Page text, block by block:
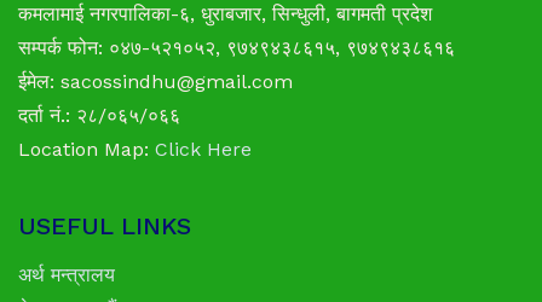
कमलामाई नगरपालिका-६, धुराबजार, सिन्धुली, बागमती प्रदेश
सम्पर्क फोन: ०४७-५२१०५२, ९७४९४३८६१५, ९७४९४३८६१६
ईमेल: sacossindhu@gmail.com
दर्ता नं.: २८/०६५/०६६
Location Map: Click Here
USEFUL LINKS
अर्थ मन्त्रालय